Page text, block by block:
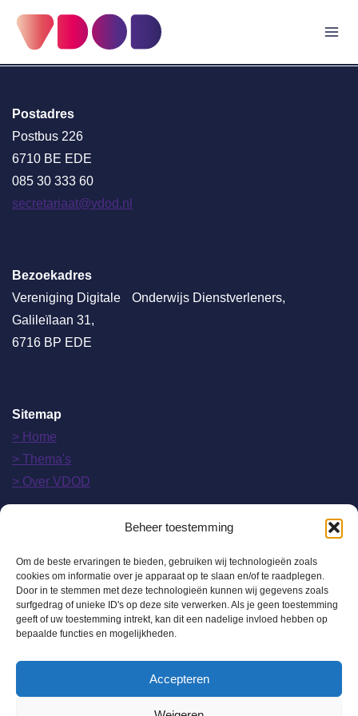
Beheer toestemming
Om de beste ervaringen te bieden, gebruiken wij technologieën zoals
cookies om informatie over je apparaat op te slaan en/of te raadplegen.
Door in te stemmen met deze technologieën kunnen wij gegevens zoals
surfgedrag of unieke ID's op deze site verwerken. Als je geen toestemming
geeft of uw toestemming intrekt, kan dit een nadelige invloed hebben op
bepaalde functies en mogelijkheden.
Accepteren
naar
inhoud
Postadres
Postbus 226
6710 BE EDE
085 30 333 60
secretariaat@vdod.nl
Bezoekadres
Vereniging Digitale Onderwijs Dienstverleners,
Galileïlaan 31,
6716 BP EDE
Sitemap
> Home
> Thema's
> Over VDOD
> Lidmaatschap
> Contact
> mijnvdod.nl